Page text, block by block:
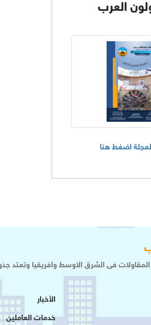
العرب
اضغط هنا
فى الشرق الاوسط وافريقيا وتمتد
الأخبار
خدمات العاملين